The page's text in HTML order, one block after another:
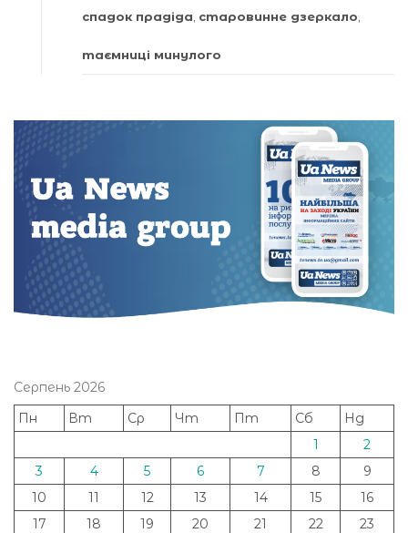
спадок прадіда, старовинне дзеркало,
таємниці минулого
Серпень 2026
Пн
Вт Ср Чт Пт Сб
Нд
1
2
3
4 5 6 7 8
9
10
11 12 13 14 15
16
17
18 19 20 21 22
23